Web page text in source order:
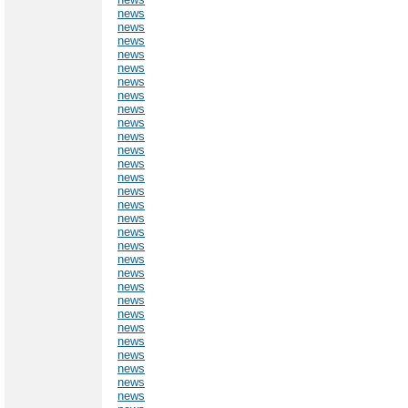
news
news
news
news
news
news
news
news
news
news
news
news
news
news
news
news
news
news
news
news
news
news
news
news
news
news
news
news
news